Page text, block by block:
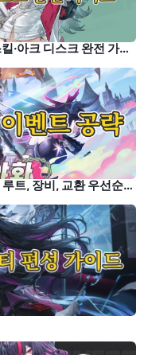
이환 일로이 육성 재료 정리 - 레벨·스킬·아크 디스크 완전 가이드
이환 999일 야화 이벤트 공략｜추천 루트, 장비, 교환 우선순위 정리